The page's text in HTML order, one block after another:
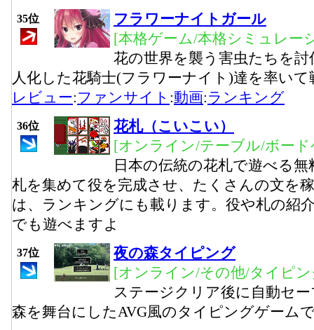
35位
フラワーナイトガール
[本格ゲーム/本格シミュレー
花の世界を襲う害虫たちを
人化した花騎士(フラワーナイト)達を率いて
レビュー:ファンサイト :動画:ランキング
36位
花札（こいこい）
[オンライン/テーブル/ボー
日本の伝統の花札で遊べる
札を集めて役を完成させ、たくさんの文を
は、ランキングにも載ります。役や札の紹
でも遊べますよ
37位
夜の森タイピング
[オンライン/その他/タイピ
ステージクリア後に自動セ
森を舞台にしたAVG風のタイピングゲーム